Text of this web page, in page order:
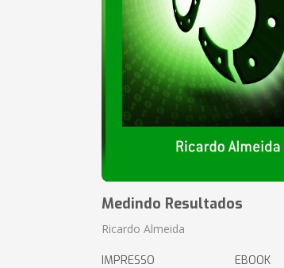
Medindo Resultados
Ricardo Almeida
IMPRESSO EBOOK